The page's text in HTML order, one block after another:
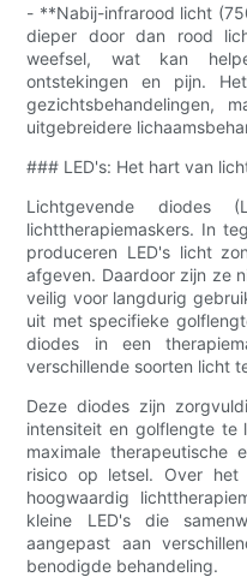
- **Nabij-infrarood licht
dieper door dan rood
weefsel, wat kan
ontstekingen en pijn.
gezichtsbehandelingen,
uitgebreidere
### LED's: Het hart van
Lichtgevende diodes
lichttherapiemaskers. In
produceren LED's licht
afgeven. Daardoor zijn ze
veilig voor langdurig
uit met specifieke
diodes in een
verschillende soorten licht
Deze diodes zijn
intensiteit en golflengte te
maximale therapeutische
risico op letsel. Over het
hoogwaardig
kleine LED's die
aangepast aan
benodigde behandeling.